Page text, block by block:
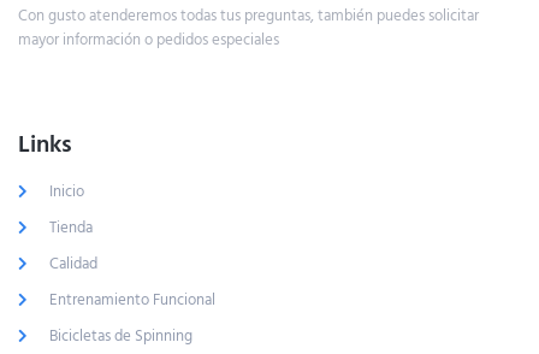
Con gusto atenderemos todas tus preguntas, también puedes solicitar
mayor información o pedidos especiales
Links
Inicio
Tienda
Calidad
Entrenamiento Funcional
Bicicletas de Spinning